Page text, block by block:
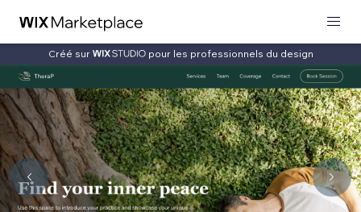
Créé sur pour les professionnels du design